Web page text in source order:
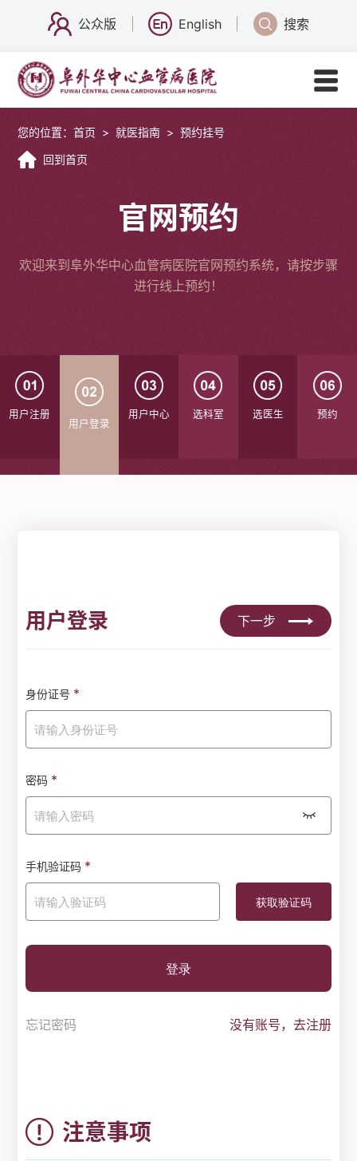
公众版 English 搜索
您的位置：首页 > 就医指南 > 预约挂号
回到首页
官网预约
欢迎来到阜外华中心血管病医院官网预约系统，请按步骤
进行线上预约！
用户注册
用户登录
用户中心 选科室 选医生 预约
用户登录 下一步
身份证号 *
密码 *
手机验证码 *
登录
忘记密码 没有账号，去注册
注意事项